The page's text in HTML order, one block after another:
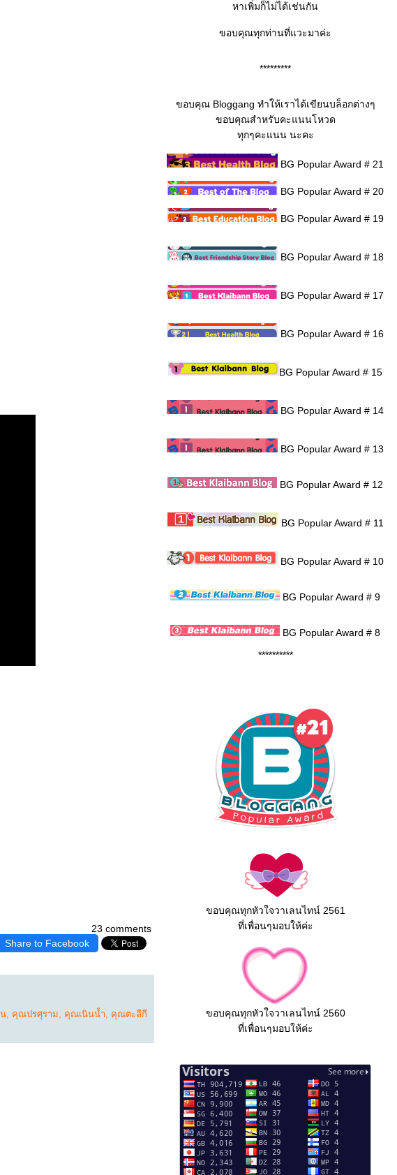
23 comments
Share to Facebook
, คุณปรศุราม, คุณเนินน้ำ, คุณตะลีกี
หาเพิ่มก็ไม่ได้เช่นกัน
ขอบคุณทุกท่านที่แวะมาค่ะ
*********
ขอบคุณ Bloggang ทำให้เราได้เขียนบล็อกต่างๆ
ขอบคุณสำหรับคะแนนโหวด
ทุกๆคะแนน นะคะ
BG Popular Award # 21
BG Popular Award # 20
BG Popular Award # 19
BG Popular Award # 18
BG Popular Award # 17
BG Popular Award # 16
BG Popular Award # 15
BG Popular Award # 14
BG Popular Award # 13
BG Popular Award # 12
BG Popular Award # 11
BG Popular Award # 10
BG Popular Award # 9
BG Popular Award # 8
**********
ขอบคุณทุกหัวใจวาเลนไทน์ 2561
ที่เพื่อนๆมอบให้ค่ะ
ขอบคุณทุกหัวใจวาเลนไทน์ 2560
ที่เพื่อนๆมอบให้ค่ะ